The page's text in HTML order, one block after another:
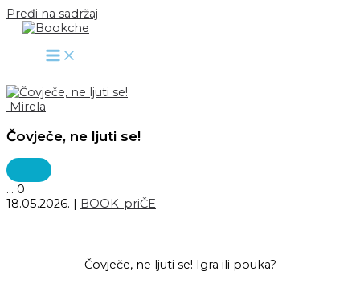
Pređi na sadržaj
Mirela
Čovječe, ne ljuti se!
... 0
18.05.2026. | BOOK-priČE
Čovječe, ne ljuti se! Igra ili pouka?